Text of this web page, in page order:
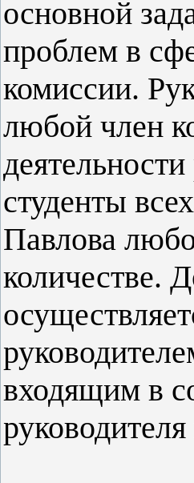
основной
проблем в
комиссии.
любой член
студенты
Павлова
количестве.
входящим в